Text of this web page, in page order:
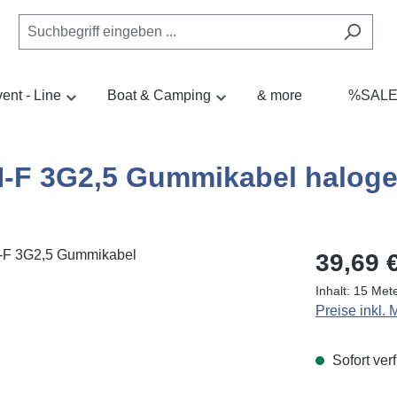
- Line Boat & Camping & more
F 3G2,5 Gummikabel
Regulärer
39,69
Inhalt: 15
Preise inkl.
Sofort